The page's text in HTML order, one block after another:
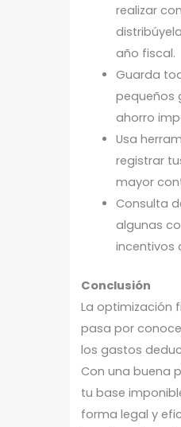
realizar
año fiscal.
Guarda
pequeños
ahorro
Usa
registrar
mayor
Consulta
algunas
incentivos
Conclusión
La optimización
pasa por
los gastos
Con una buena
tu base
forma legal y